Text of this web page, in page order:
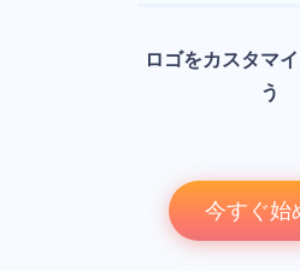
ロゴをカスタマ
う
今すぐ始